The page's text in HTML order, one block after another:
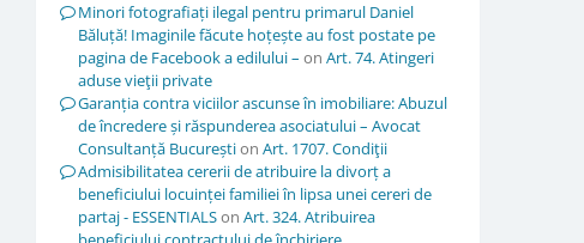
Minori fotografiați ilegal pentru primarul Daniel
Băluță! Imaginile făcute hoțește au fost postate pe
pagina de Facebook a edilului – on Art. 74. Atingeri
aduse vieţii private
Garanția contra viciilor ascunse în imobiliare: Abuzul
de încredere și răspunderea asociatului – Avocat
Consultanță Bucureștion Art. 1707. Condiţii
Admisibilitatea cererii de atribuire la divorț a
beneficiului locuinței familiei în lipsa unei cereri de
partaj - ESSENTIALSon Art. 324. Atribuirea